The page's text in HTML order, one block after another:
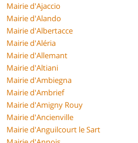
Mairie d'Ajaccio
Mairie d'Alando
Mairie d'Albertacce
Mairie d'Aléria
Mairie d'Allemant
Mairie d'Altiani
Mairie d'Ambiegna
Mairie d'Ambrief
Mairie d'Amigny Rouy
Mairie d'Ancienville
Mairie d'Anguilcourt le Sart